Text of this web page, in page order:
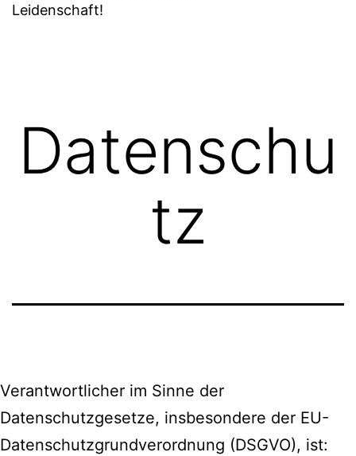
Leidenschaft!
Datenschu
tz
Verantwortlicher im Sinne der
Datenschutzgesetze, insbesondere der EU-
Datenschutzgrundverordnung (DSGVO), ist: